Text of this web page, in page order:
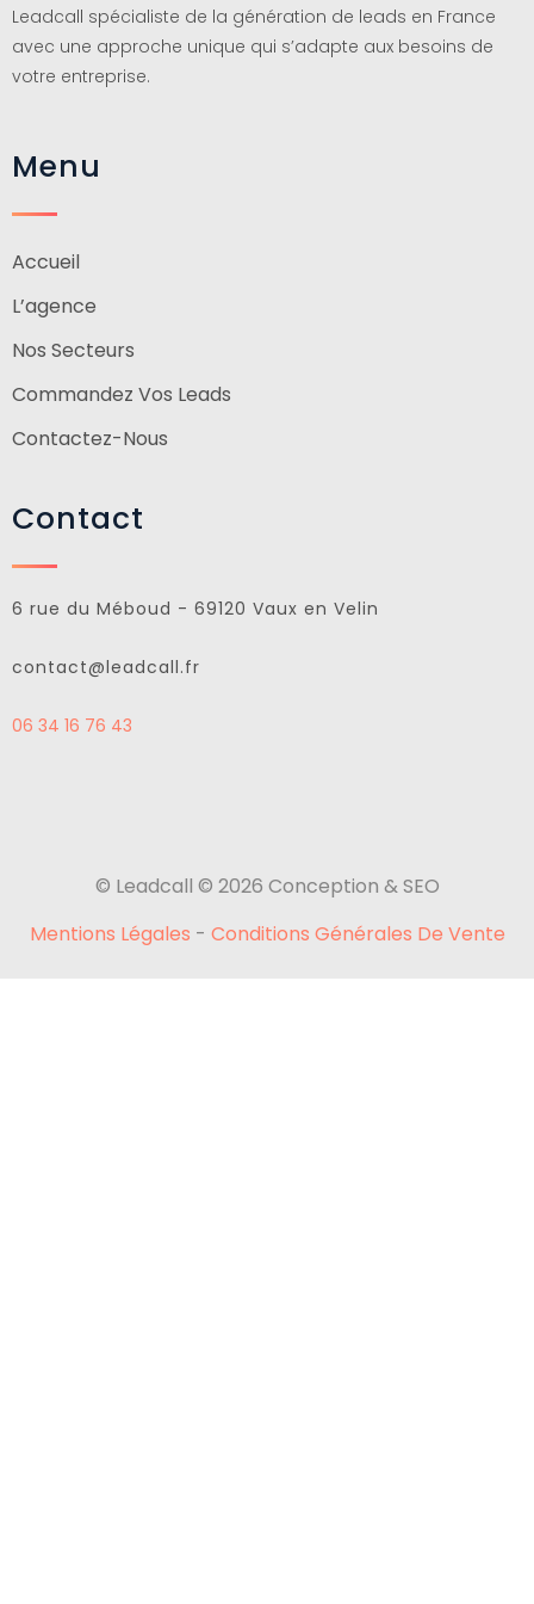
Leadcall spécialiste de la génération de leads en France
avec une approche unique qui s’adapte aux besoins de
votre entreprise.
Menu
Accueil
L’agence
Nos Secteurs
Commandez Vos Leads
Contactez-Nous
Contact
6 rue du Méboud - 69120 Vaux en Velin
contact@leadcall.fr
06 34 16 76 43
© Leadcall © 2026 Conception & SEO
Mentions Légales - Conditions Générales De Vente